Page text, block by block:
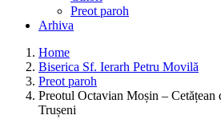
Preot paroh
Arhiva
Home
Biserica Sf. Ierarh Petru Movilă
Preot paroh
Preotul Octavian Moșin – Cetățean
Trușeni